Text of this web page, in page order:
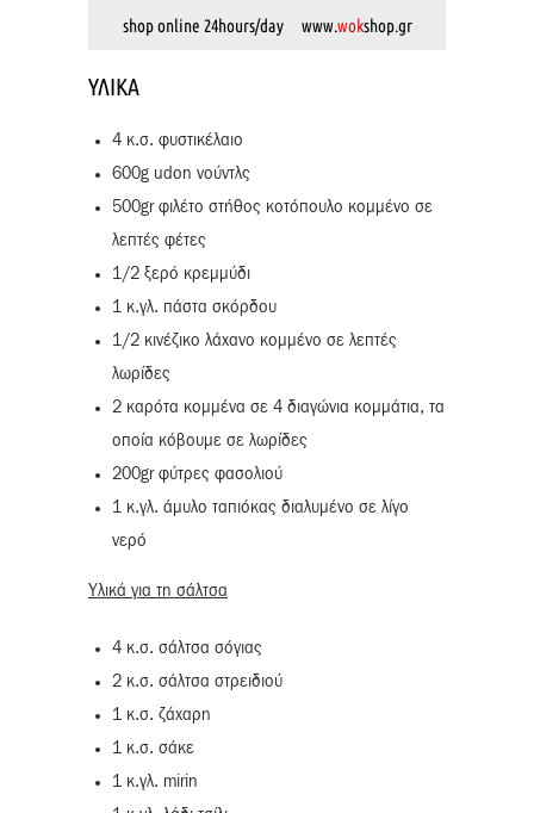
shop online 24hours/day www.wokshop.gr
ΥΛΙΚΆ
4 κ.σ. φυστικέλαιο
600g udon νούντλς
500gr φιλέτο στήθος κοτόπουλο κομμένο σε
λεπτές φέτες
1/2 ξερό κρεμμύδι
1 κ.γλ. πάστα σκόρδου
1/2 κινέζικο λάχανο κομμένο σε λεπτές
λωρίδες
2 καρότα κομμένα σε 4 διαγώνια κομμάτια, τα
οποία κόβουμε σε λωρίδες
200gr φύτρες φασολιού
1 κ.γλ. άμυλο ταπιόκας διαλυμένο σε λίγο
νερό
Υλικά για τη σάλτσα
4 κ.σ. σάλτσα σόγιας
2 κ.σ. σάλτσα στρειδιού
1 κ.σ. ζάχαρη
1 κ.σ. σάκε
1 κ.γλ. mirin